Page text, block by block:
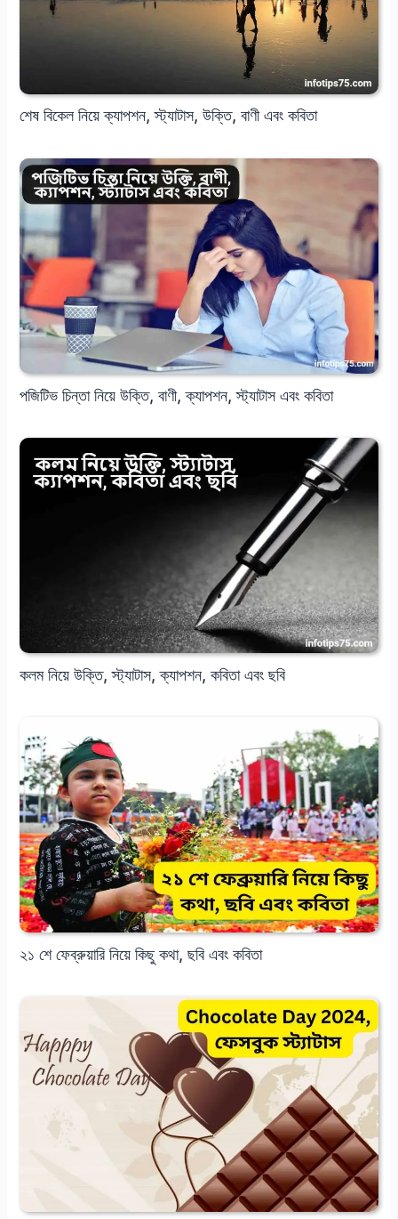
শেষ বিকেল নিয়ে ক্যাপশন, স্ট্যাটাস, উক্তি, বাণী এবং কবিতা
পজিটিভ চিন্তা নিয়ে উক্তি, বাণী, ক্যাপশন, স্ট্যাটাস এবং কবিতা
কলম নিয়ে উক্তি, স্ট্যাটাস, ক্যাপশন, কবিতা এবং ছবি
২১ শে ফেব্রুয়ারি নিয়ে কিছু কথা, ছবি এবং কবিতা